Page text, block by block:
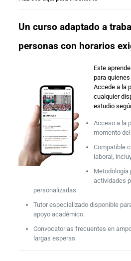
Un curso adaptado a
personas con horarios
Este
para
Accede a la
cualquier
estudio
Acceso a la
momento
Compatible
laboral,
Metodología
actividades
personalizadas.
Tutor especializado disponible
apoyo académico.
Convocatorias frecuentes en
largas esperas.